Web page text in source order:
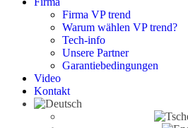
Firma VP trend
Warum wählen VP trend?
Tech-info
Unsere Partner
Garantiebedingungen
Video
Kontakt